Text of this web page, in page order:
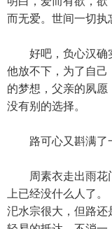
而无爱。世间一切执
好吧，负心汉确实
他放不下，为了自己
的梦想，父亲的夙
没有别的选择。
路可心又斟满了
周素衣走出雨花门
上已经没什么人了。
汜水宗很大，但路还